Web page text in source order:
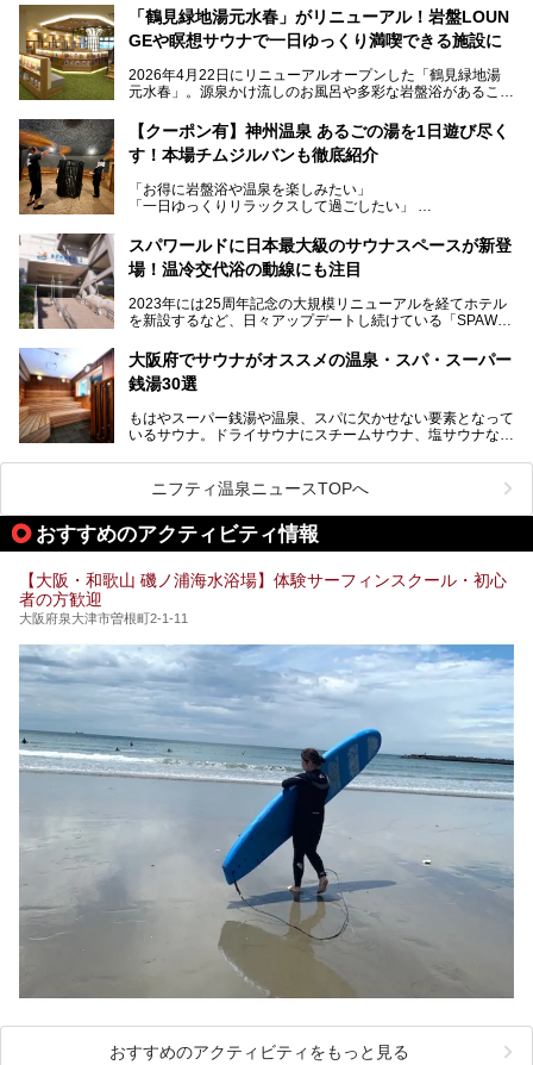
当初の計画から約5年の時を経て誕生した本施設は、温泉・
サウナ・岩盤浴・フィットネス・ラウンジ・レストランなど
を融合した、これまでの“水春”のイメージをさらに進化させ
今回はオープン前の内覧会に参加し、館内のこだわりポイン
サウナー注目の3種のサウナや160cmの深水風呂、没入感の
高い岩盤浴エリア、日本最大の台数を誇る最新AIフィットネ
スマシンなど、見どころ満載の館内を詳しくご紹介します。
「鶴見緑地湯元水春」がリニューアル！岩盤LOUN
GEや瞑想サウナで一日ゆっくり満喫できる施設に
2026年4月22日にリニューアルオープンした「鶴見緑地湯
元水春」。源泉かけ流しのお風呂や多彩な岩盤浴があること
に“一日中くつろげる場所”としてパワーアップしています。
今回のリニューアルでは、新たに登場した瞑想サウナをはじ
見どころが盛りだくさん。日常の疲れを癒やしたい方はもち
ろん、休日にゆったり過ごしたい方にもぴったりの内容とな
本記事では、そんなリニューアル後の注目ポイントを詳しく
紹介します。これから「鶴見緑地湯元水春」に訪れる方や、
い。
【クーポン有】神州温泉 あるごの湯を1日遊び尽く
す！本場チムジルバンも徹底紹介
「お得に岩盤浴や温泉を楽しみたい」
「一日ゆっくりリラックスして過ごしたい」
利用できる「神州温泉 あるごの湯」です。
あるごの湯は、大阪府豊中市にある日帰り温浴施設で、阪急
チムジルバン（岩盤浴）を中心に、発汗・リラックス・漫画
タイムまで満喫できる長時間滞在型の施設なので、一日中ゆ
る迫力ある熱波パフォーマンスも毎日行われており、“とと
のう”体験をしっかり楽しめるのもポイントです。
ケやボウリングといった遊び場もあり、友人同士やカップル
で“遊び+癒し”の一日を過ごすのにもぴったり。
処にいたるまで魅力をたっぷり堪能してきたので、その全容
スパワールドに日本最大級のサウナスペースが新登
場！温冷交代浴の動線にも注目
2023年には25周年記念の大規模リニューアルを経てホテル
を新設するなど、日々アップデートし続けている「SPAWO
そんなスパワールドが2025年11月15日（土）に、新たな浴
室や日本最大級140人収容の大規模サウナを携えてリニュー
アルオープン！浴室である4F・6Fそれぞれにリニューアル
大規模リニューアルの全容を確認すべく、リニューアルプレ
オープンイベントに行ってきました！今回はそのリニューア
大阪府でサウナがオススメの温泉・スパ・スーパー
銭湯30選
もはやスーパー銭湯や温泉、スパに欠かせない要素となって
いるサウナ。ドライサウナにスチームサウナ、塩サウナな
ペース、ロウリュウなど、心ゆくまで楽しむためのサービス
が充実した施設も多くみられます。
今回はそんなサウナにこだわった、大阪府内のオススメ温
泉・銭湯・スパを30件紹介したいと思います！
ニフティ温泉ニュースTOPへ
おすすめのアクティビティ情報
【大阪・和歌山 磯ノ浦海水浴場】体験サーフィンスクール・初心
者の方歓迎
大阪府泉大津市曽根町2-1-11
おすすめのアクティビティをもっと見る